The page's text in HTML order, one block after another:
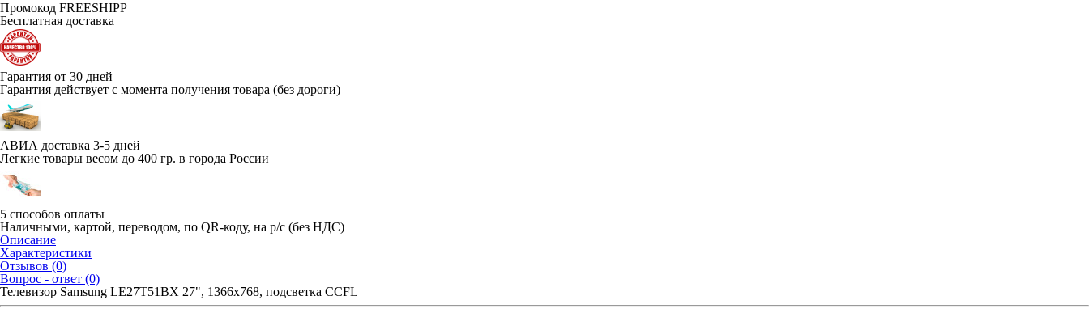
Промокод FREESHIPP
Бесплатная доставка
Гарантия от 30 дней
Гарантия действует с момента получения товара (без дороги)
АВИА доставка 3-5 дней
Легкие товары весом до 400 гр. в города России
5 способов оплаты
Наличными, картой, переводом, по QR-коду, на р/с (без НДС)
Описание
Характеристики
Отзывов (0)
Вопрос - ответ (0)
Телевизор Samsung LE27T51BX 27", 1366x768, подсветка CCFL